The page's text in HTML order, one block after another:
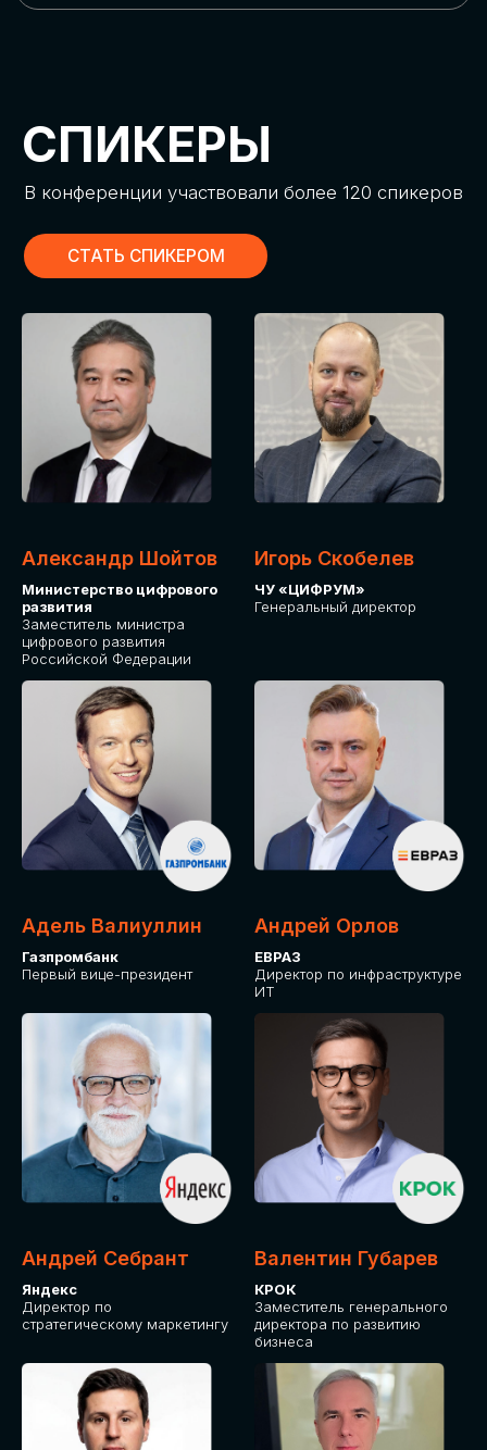
Александр Шойтов
Министерство цифрового
развития
Заместитель министра
цифрового развития
Российской Федерации
Игорь Скобелев
ЧУ «ЦИФРУМ»
Генеральный директор
Адель Валиуллин
Газпромбанк
Первый вице-президент
Андрей Орлов
ЕВРАЗ
Директор по инфраструктуре
ИТ
Андрей Себрант
Яндекс
Директор по
стратегическому маркетингу
Валентин Губарев
КРОК
Заместитель генерального
директора по развитию
бизнеса